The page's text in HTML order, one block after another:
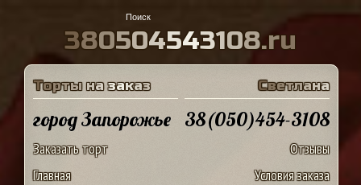
380504543108.ru
Торты на заказ
город Запорожье
Заказать торт
Главная
Светлана
38(050)454-3108
Отзывы
Условия заказа